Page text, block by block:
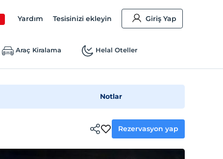
Yardım Tesisinizi ekleyin Giriş Yap
Araç Kiralama Helal Oteller
Notlar
Rezervasyon yap